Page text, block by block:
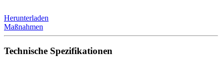
Herunterladen
Maßnahmen
Technische Spezifikationen